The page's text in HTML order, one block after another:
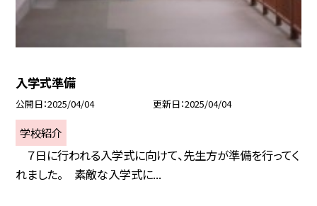
入学式準備
公開日 2025/04/04 更新日 2025/04/04
学校紹介
７日に行われる入学式に向けて、先生方が準備を行ってく
れました。 素敵な入学式に...